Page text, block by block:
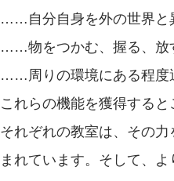
……自分自身を外の世界と
……物をつかむ、握る、放
……周りの環境にある程度
これらの機能を獲得すると
それぞれの教室は、その
まれています。そして、